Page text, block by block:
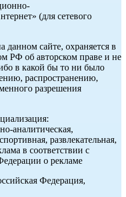
(для сетевого
сайте, охраняется в
РФ об авторском праве и не
в какой бы то ни было
распространению,
разрешения
аналитическая,
развлекательная,
в соответствии с
о рекламе
Федерация,